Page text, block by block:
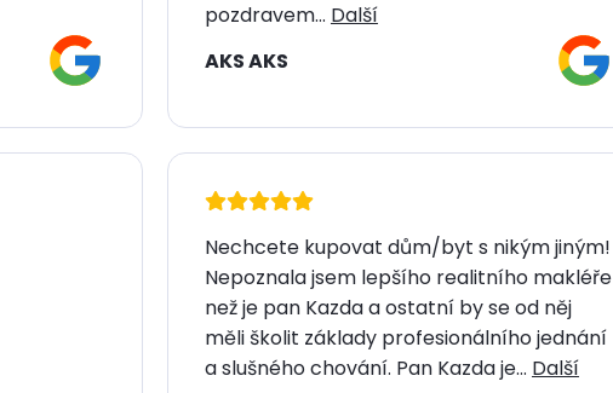
pozdravem... Další
AKS AKS
Nechcete kupovat dům/byt s nikým jiným!
Nepoznala jsem lepšího realitního makléře
než je pan Kazda a ostatní by se od něj
měli školit základy profesionálního jednání
a slušného chování. Pan Kazda je... Další